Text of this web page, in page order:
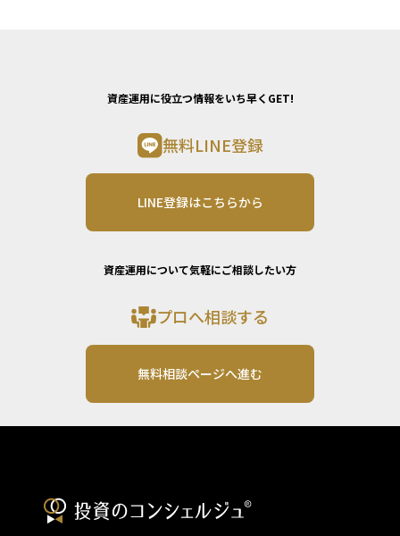
資産運用に役立つ情報をいち早くGET!
無料LINE登録
LINE登録はこちらから
資産運用について気軽にご相談したい方
プロへ相談する
無料相談ページへ進む